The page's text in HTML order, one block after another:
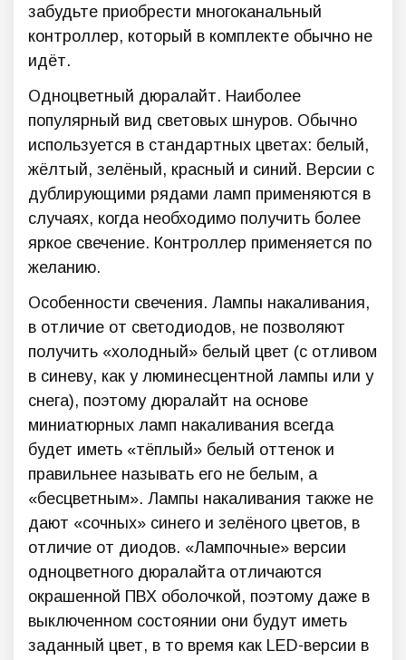
забудьте приобрести многоканальный
контроллер, который в комплекте обычно не
идёт.
Одноцветный дюралайт. Наиболее
популярный вид световых шнуров. Обычно
используется в стандартных цветах: белый,
жёлтый, зелёный, красный и синий. Версии с
дублирующими рядами ламп применяются в
случаях, когда необходимо получить более
яркое свечение. Контроллер применяется по
желанию.
Особенности свечения. Лампы накаливания,
в отличие от светодиодов, не позволяют
получить «холодный» белый цвет (с отливом
в синеву, как у люминесцентной лампы или у
снега), поэтому дюралайт на основе
миниатюрных ламп накаливания всегда
будет иметь «тёплый» белый оттенок и
правильнее называть его не белым, а
«бесцветным». Лампы накаливания также не
дают «сочных» синего и зелёного цветов, в
отличие от диодов. «Лампочные» версии
одноцветного дюралайта отличаются
окрашенной ПВХ оболочкой, поэтому даже в
выключенном состоянии они будут иметь
заданный цвет, в то время как LED-версии в